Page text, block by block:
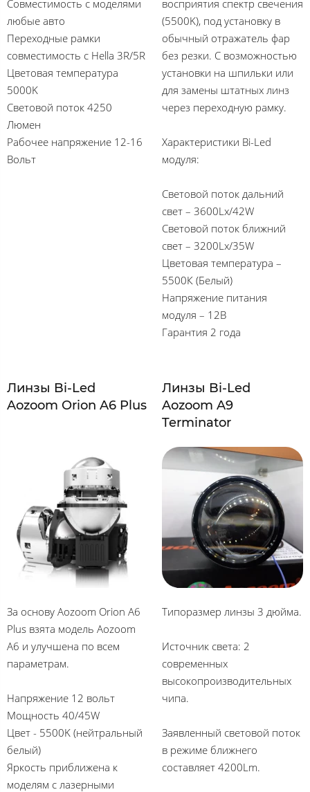
Совместимость с моделями
любые авто
Переходные рамки
совместимость с Hella 3R/5R
Цветовая температура
5000K
Световой поток 4250
Люмен
Рабочее напряжение 12-16
Вольт
восприятия спектр свечения
(5500K), под установку в
обычный отражатель фар
без резки. С возможностью
установки на шпильки или
для замены штатных линз
через переходную рамку.
Характеристики Bi-Led
модуля:
Световой поток дальний
свет – 3600Lx/42W
Световой поток ближний
свет – 3200Lх/35W
Цветовая температура –
5500К (Белый)
Напряжение питания
модуля – 12В
Гарантия 2 года
Линзы Bi-Led
Aozoom Orion A6 Plus
За основу Aozoom Orion A6
Plus взята модель Aozoom
A6 и улучшена по всем
параметрам.
Напряжение 12 вольт
Мощность 40/45W
Цвет - 5500K (нейтральный
белый)
Яркость приближена к
моделям с лазерными
Линзы Bi-Led
Aozoom A9
Terminator
Типоразмер линзы 3 дюйма.
Источник света: 2
современных
высокопроизводительных
чипа.
Заявленный световой поток
в режиме ближнего
составляет 4200Lm.